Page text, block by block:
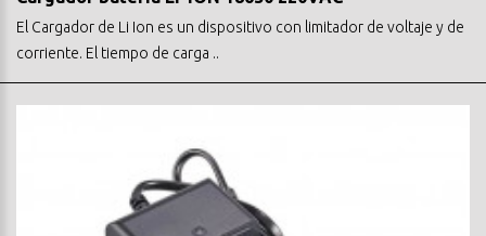
El Cargador de Li Ion es un dispositivo con limitador de voltaje y de
corriente. El tiempo de carga ..